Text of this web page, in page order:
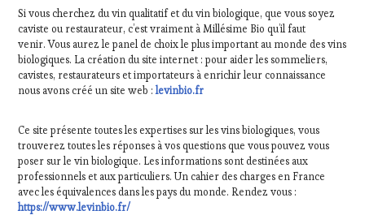
Si vous cherchez du vin qualitatif et du vin biologique, que vous soyez
caviste ou restaurateur, c’est vraiment à Millésime Bio qu’il faut
venir. Vous aurez le panel de choix le plus important au monde des vins
biologiques. La création du site internet : pour aider les sommeliers,
cavistes, restaurateurs et importateurs à enrichir leur connaissance
nous avons créé un site web :levinbio.fr
Ce site présente toutes les expertises sur les vins biologiques, vous
trouverez toutes les réponses à vos questions que vous pouvez vous
poser sur le vin biologique. Les informations sont destinées aux
professionnels et aux particuliers. Un cahier des charges en France
avec les équivalences dans les pays du monde. Rendez vous :
https://www.levinbio.fr/